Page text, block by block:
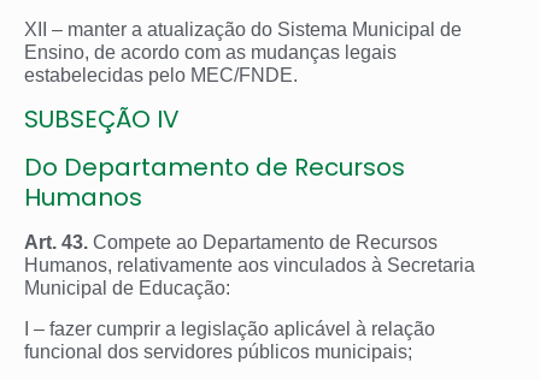
XII – manter a atualização do Sistema Municipal de
Ensino, de acordo com as mudanças legais
estabelecidas pelo MEC/FNDE.
SUBSEÇÃO IV
Do Departamento de Recursos
Humanos
Art. 43. Compete ao Departamento de Recursos
Humanos, relativamente aos vinculados à Secretaria
Municipal de Educação:
I – fazer cumprir a legislação aplicável à relação
funcional dos servidores públicos municipais;